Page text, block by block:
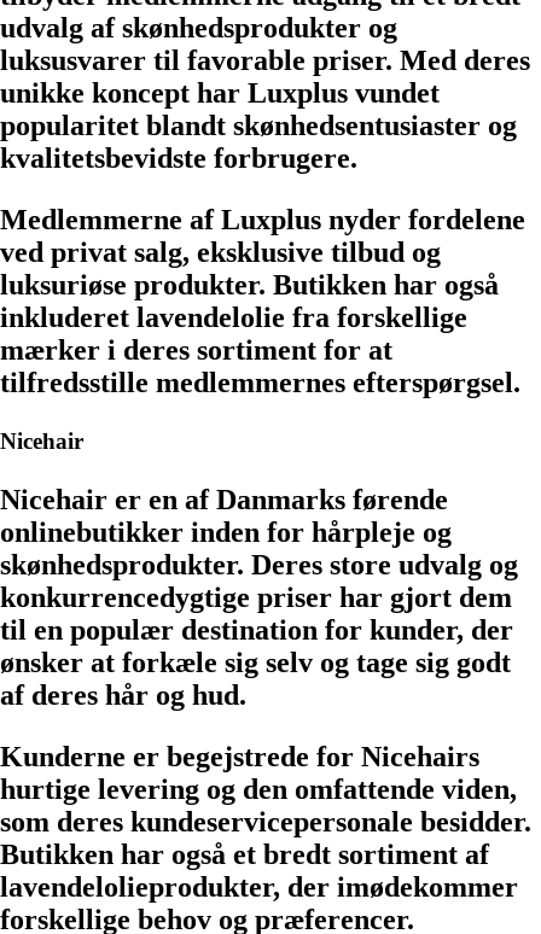
udvalg af skønhedsprodukter og
luksusvarer til favorable priser. Med deres
unikke koncept har Luxplus vundet
popularitet blandt skønhedsentusiaster og
kvalitetsbevidste forbrugere.
Medlemmerne af Luxplus nyder fordelene
ved privat salg, eksklusive tilbud og
luksuriøse produkter. Butikken har også
inkluderet lavendelolie fra forskellige
mærker i deres sortiment for at
tilfredsstille medlemmernes efterspørgsel.
Nicehair
Nicehair er en af Danmarks førende
onlinebutikker inden for hårpleje og
skønhedsprodukter. Deres store udvalg og
konkurrencedygtige priser har gjort dem
til en populær destination for kunder, der
ønsker at forkæle sig selv og tage sig godt
af deres hår og hud.
Kunderne er begejstrede for Nicehairs
hurtige levering og den omfattende viden,
som deres kundeservicepersonale besidder.
Butikken har også et bredt sortiment af
lavendelolieprodukter, der imødekommer
forskellige behov og præferencer.